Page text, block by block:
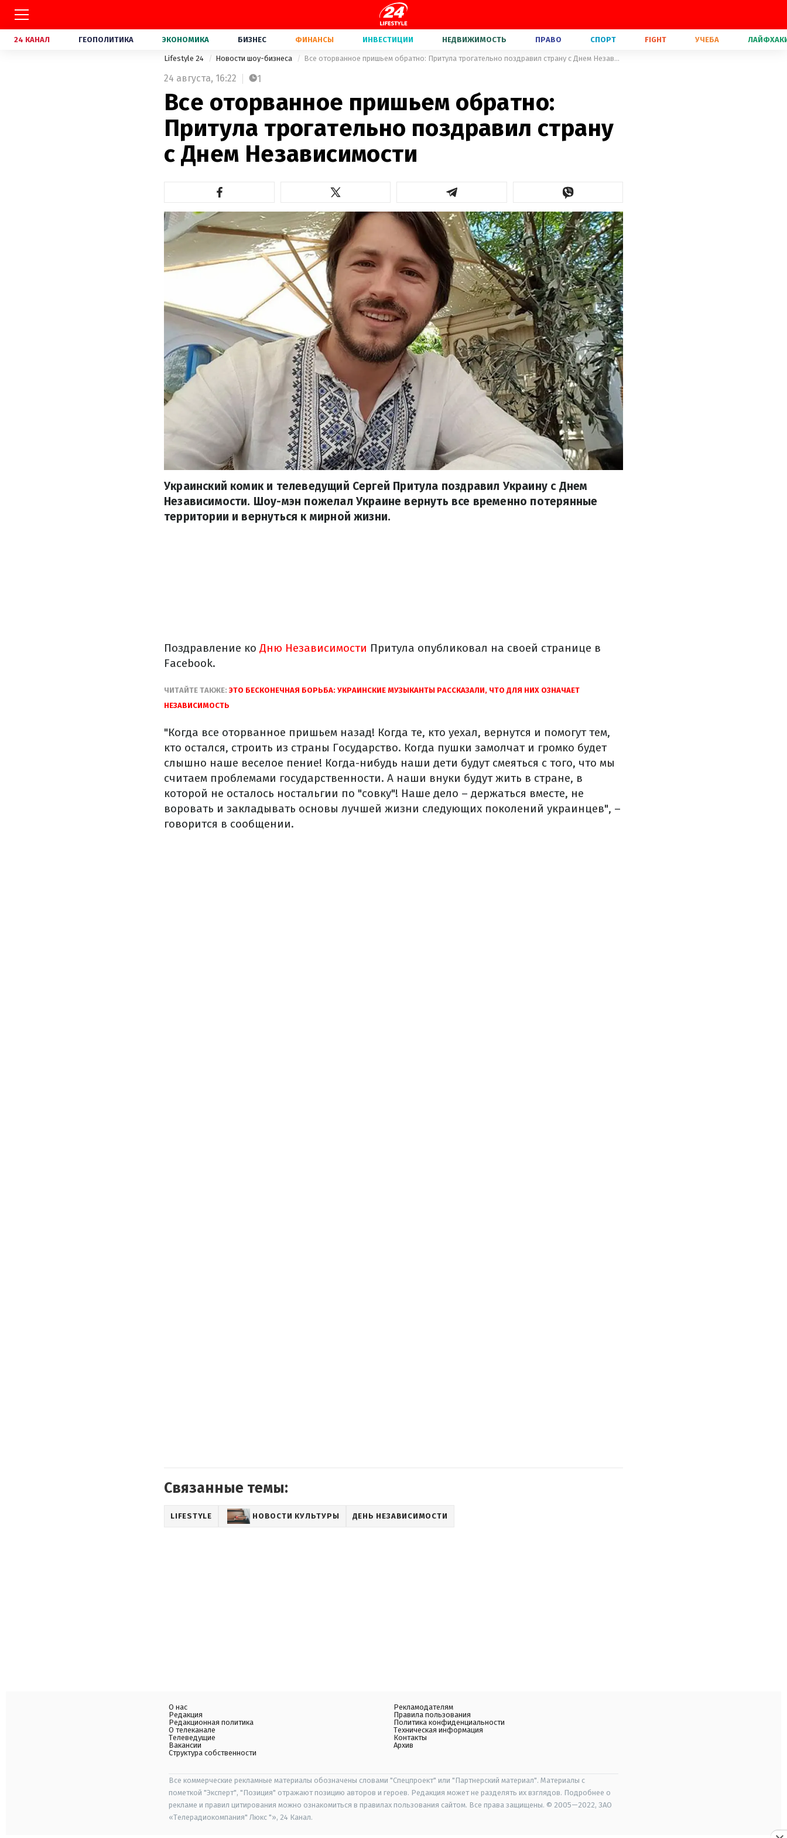
24 КАНАЛ ГЕОПОЛИТИКА ЭКОНОМИКА БИЗНЕС ФИНАНСЫ ИНВЕСТИЦИИ НЕДВИЖИМОСТЬ ПРАВО СПОРТ FIGHT УЧЕБА
Lifestyle 24 Новости шоу-бизнеса Все оторванное пришьем обратно: Притула трогательно поздравил страну с Днем Независимости
24 августа, 16:22 1
Все оторванное пришьем обратно:
Притула трогательно поздравил страну
с Днем Независимости
Украинский комик и телеведущий Сергей Притула поздравил Украину с Днем
Независимости. Шоу-мэн пожелал Украине вернуть все временно потерянные
территории и вернуться к мирной жизни.
Поздравление ко Дню Независимости Притула опубликовал на своей странице в
Facebook.
ЧИТАЙТЕ ТАКЖЕ: ЭТО БЕСКОНЕЧНАЯ БОРЬБА: УКРАИНСКИЕ МУЗЫКАНТЫ РАССКАЗАЛИ, ЧТО ДЛЯ НИХ ОЗНАЧАЕТ
НЕЗАВИСИМОСТЬ
"Когда все оторванное пришьем назад! Когда те, кто уехал, вернутся и помогут тем,
кто остался, строить из страны Государство. Когда пушки замолчат и громко будет
слышно наше веселое пение! Когда-нибудь наши дети будут смеяться с того, что мы
считаем проблемами государственности. А наши внуки будут жить в стране, в
которой не осталось ностальгии по "совку"! Наше дело – держаться вместе, не
воровать и закладывать основы лучшей жизни следующих поколений украинцев", –
говорится в сообщении.
Связанные темы:
LIFESTYLE НОВОСТИ КУЛЬТУРЫ ДЕНЬ НЕЗАВИСИМОСТИ
О нас
Редакция
Редакционная политика
О телеканале
Телеведущие
Вакансии
Структура собственности
Рекламодателям
Правила пользования
Политика конфиденциальности
Техническая информация
Контакты
Архив
Все коммерческие рекламные материалы обозначены словами "Спецпроект" или "Партнерский материал". Материалы с
пометкой "Эксперт", "Позиция" отражают позицию авторов и героев. Редакция может не разделять их взглядов. Подробнее о
рекламе и правил цитирования можно ознакомиться в правилах пользования сайтом. Все права защищены. © 2005—2022, ЗАО
«Телерадиокомпания" Люкс "», 24 Канал.